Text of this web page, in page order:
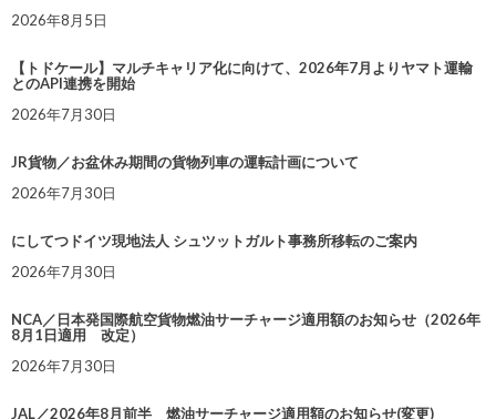
2026年8月5日
【トドケール】マルチキャリア化に向けて、2026年7月よりヤマト運輸
とのAPI連携を開始
2026年7月30日
JR貨物／お盆休み期間の貨物列車の運転計画について
2026年7月30日
にしてつドイツ現地法人 シュツットガルト事務所移転のご案内
2026年7月30日
NCA／日本発国際航空貨物燃油サーチャージ適用額のお知らせ（2026年
8月1日適用 改定）
2026年7月30日
JAL／2026年8月前半 燃油サーチャージ適用額のお知らせ(変更)